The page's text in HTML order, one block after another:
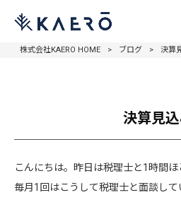
株式会社KAERO HOME > ブログ > 決算
決算見
こんにちは。昨日は税理士と1時間ほ
毎月1回はこうして税理士と面談して